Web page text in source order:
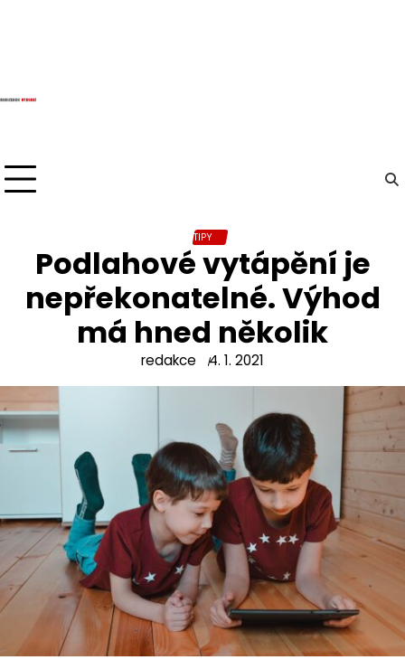
TIPY
Podlahové vytápění je
nepřekonatelné. Výhod
má hned několik
redakce 4. 1. 2021